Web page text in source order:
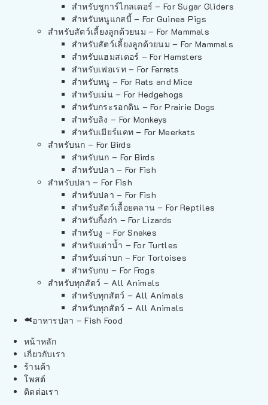
สำหรับชูการ์ไกลเดอร์ – For Sugar Gliders
สำหรับหนูแกสบี้ – For Guinea Pigs
สำหรับสัตว์เลี้ยงลูกด้วยนม – For Mammals
สำหรับสัตว์เลี้ยงลูกด้วยนม – For Mammals
สำหรับแฮมสเตอร์ – For Hamsters
สำหรับเฟอเรท – For Ferrets
สำหรับหนู – For Rats and Mice
สำหรับเม่น – For Hedgehogs
สำหรับกระรอกดิน – For Prairie Dogs
สำหรับลิง – For Monkeys
สำหรับเมียร์แคท – For Meerkats
สำหรับนก – For Birds
สำหรับนก – For Birds
สำหรับปลา – For Fish
สำหรับปลา – For Fish
สำหรับปลา – For Fish
สำหรับสัตว์เลื้อยคลาน – For Reptiles
สำหรับกิ้งก่า – For Lizards
สำหรับงู – For Snakes
สำหรับเต่าน้ำ – For Turtles
สำหรับเต่าบก – For Tortoises
สำหรับกบ – For Frogs
สำหรับทุกสัตว์ – All Animals
สำหรับทุกสัตว์ – All Animals
สำหรับทุกสัตว์ – All Animals
อาหารปลา – Fish Food
หน้าหลัก
เกี่ยวกับเรา
ร้านค้า
โพสต์
ติดต่อเรา